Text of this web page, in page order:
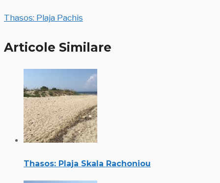
Thasos: Plaja Pachis
Articole Similare
Thasos: Plaja Skala Rachoniou